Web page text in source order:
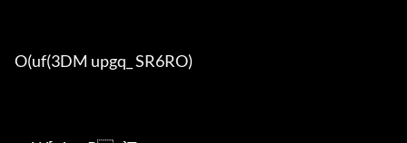
O(uf(3DM upgq_ SR6RO)